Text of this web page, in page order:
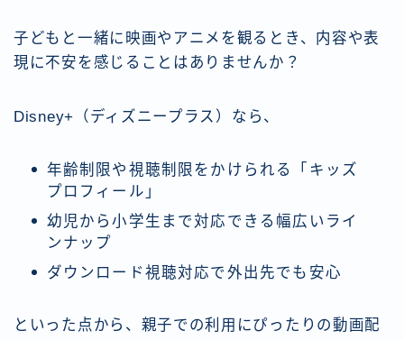
子どもと一緒に映画やアニメを観るとき、内容や表
現に不安を感じることはありませんか？
Disney+（ディズニープラス）なら、
年齢制限や視聴制限をかけられる「キッズ
プロフィール」
幼児から小学生まで対応できる幅広いライ
ンナップ
ダウンロード視聴対応で外出先でも安心
といった点から、親子での利用にぴったりの動画配